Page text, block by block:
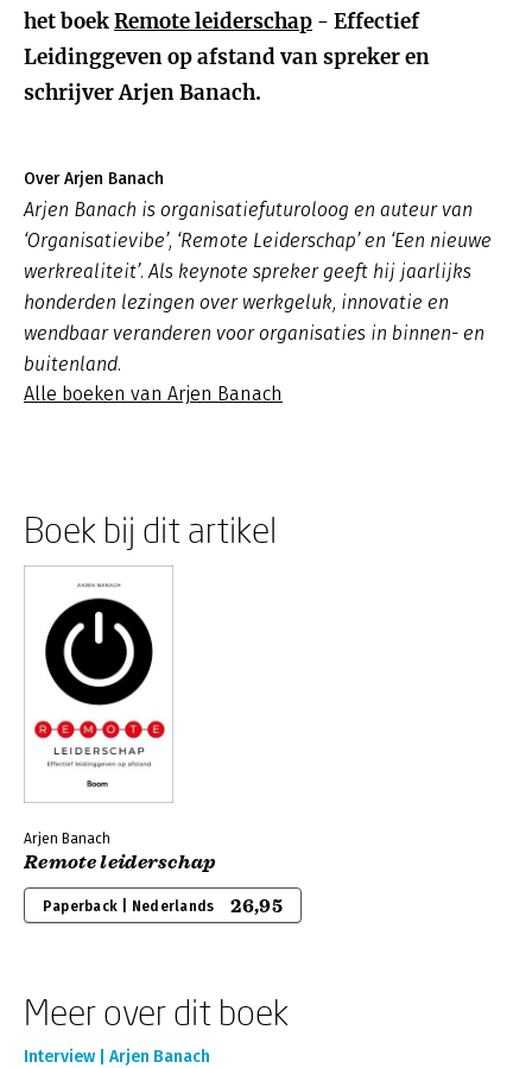
het boekRemote leiderschap - Effectief
Leidinggeven op afstand van spreker en
schrijver Arjen Banach.
Over Arjen Banach
Arjen Banach is organisatiefuturoloog en auteur van
‘Organisatievibe’, ‘Remote Leiderschap’ en ‘Een nieuwe
werkrealiteit’. Als keynote spreker geeft hij jaarlijks
honderden lezingen over werkgeluk, innovatie en
wendbaar veranderen voor organisaties in binnen- en
buitenland.
Alle boeken van Arjen Banach
Boek bij dit artikel
Arjen Banach
Remote leiderschap
Paperback | Nederlands 26,95
Meer over dit boek
Interview | Arjen Banach